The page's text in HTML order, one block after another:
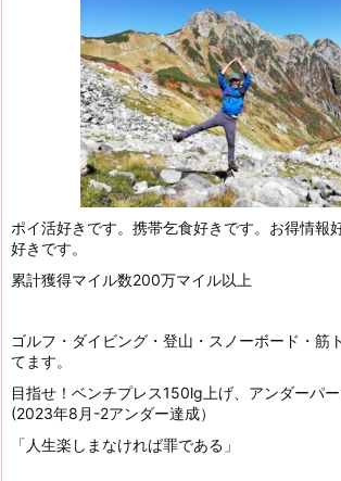
ポイ活好きです。携帯乞食好きです。お得情報
好きです。
累計獲得マイル数200万マイル以上
ゴルフ・ダイビング・登山・スノーボード・筋
てます。
目指せ！ベンチプレス150lg上げ、アンダーパ
(2023年8月-2アンダー達成）
「人生楽しまなければ罪である」